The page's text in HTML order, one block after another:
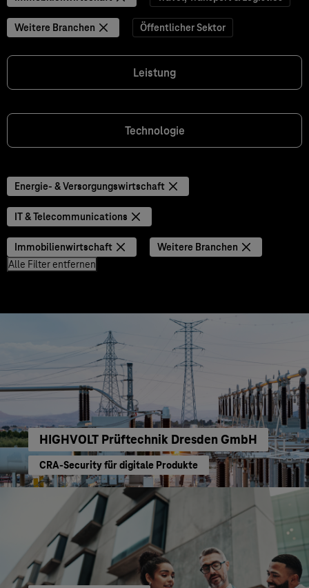
Weitere Branchen Öffentlicher Sektor
Leistung
Technologie
Energie- & Versorgungswirtschaft
IT & Telecommunications
Immobilienwirtschaft
Weitere Branchen
Alle Filter entfernen
HIGHVOLT Prüftechnik Dresden GmbH
CRA-Security für digitale Produkte